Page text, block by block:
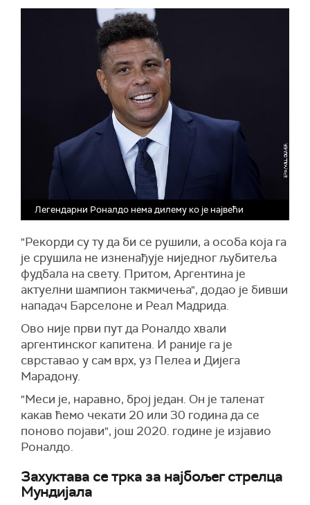
Легендарни Роналдо нема дилему ко је највећи
"Рекорди су ту да би се рушили, а особа која га
је срушила не изненађује ниједног љубитеља
фудбала на свету. Притом, Аргентина је
актуелни шампион такмичења", додао је бивши
нападач Барселоне и Реал Мадрида.
Ово није први пут да Роналдо хвали
аргентинског капитена. И раније га је
сврставао у сам врх, уз Пелеа и Дијега
Марадону.
"Меси је, наравно, број један. Он је таленат
какав ћемо чекати 20 или 30 година да се
поново појави", још 2020. године је изјавио
Роналдо.
Захуктава се трка за најбољег стрелца
Мундијала